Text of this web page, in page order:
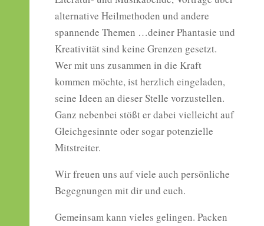
alternative Heilmethoden und andere
spannende Themen …deiner Phantasie und
Kreativität sind keine Grenzen gesetzt.
Wer mit uns zusammen in die Kraft
kommen möchte, ist herzlich eingeladen,
seine Ideen an dieser Stelle vorzustellen.
Ganz nebenbei stößt er dabei vielleicht auf
Gleichgesinnte oder sogar potenzielle
Mitstreiter.
Wir freuen uns auf viele auch persönliche
Begegnungen mit dir und euch.
Gemeinsam kann vieles gelingen. Packen